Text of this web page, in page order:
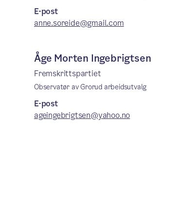
E-post
anne.soreide@gmail.com
Åge Morten Ingebrigtsen
Fremskrittspartiet
Observatør av Grorud arbeidsutvalg
E-post
ageingebrigtsen@yahoo.no